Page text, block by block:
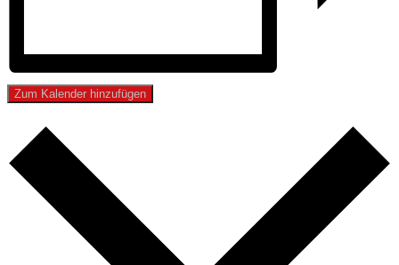
Zum Kalender hinzufügen